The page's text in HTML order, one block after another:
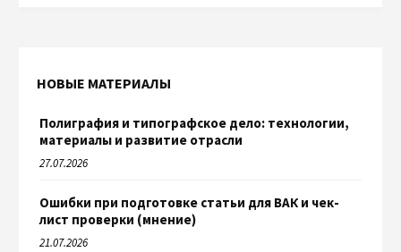
НОВЫЕ МАТЕРИАЛЫ
Полиграфия и типографское дело: технологии,
материалы и развитие отрасли
27.07.2026
Ошибки при подготовке статьи для ВАК и чек-
лист проверки (мнение)
21.07.2026